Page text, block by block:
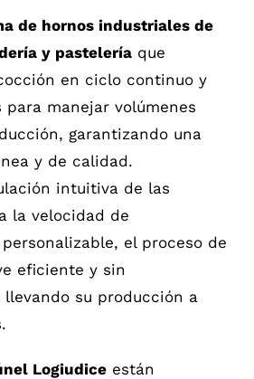
de hornos industriales de
y pasteleríaque
en ciclo continuo y
para manejar volúmenes
garantizando una
y de calidad.
intuitiva de las
la velocidad de
el proceso de
eficiente y sin
su producción a
Logiudiceestán